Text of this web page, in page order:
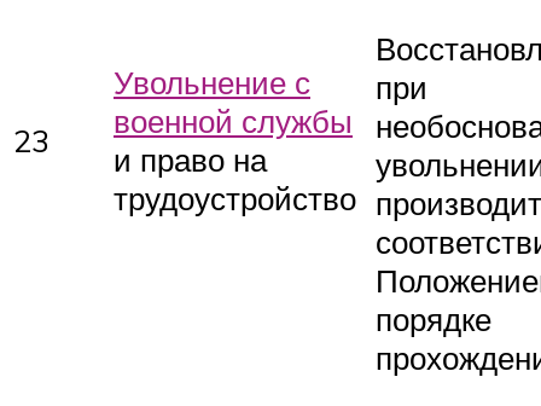
23
Увольнение с
военной службы
и право на
трудоустройство
при
порядке